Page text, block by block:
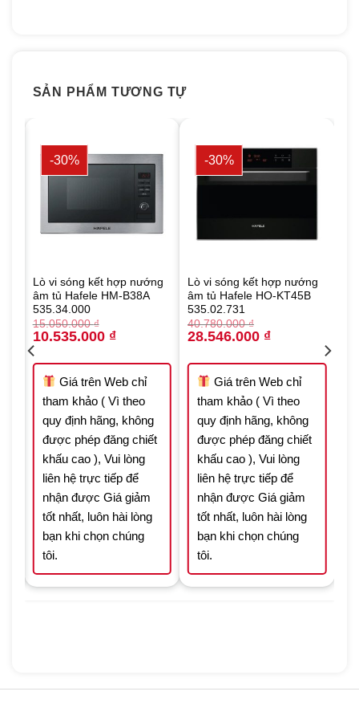
SẢN PHẨM TƯƠNG TỰ
-30%
Lò vi sóng kết hợp nướng
âm tủ Hafele HM-B38A
535.34.000
15.050.000₫
Original
price
was:
15.050.000 ₫.
10.535.000 ₫Current
10.535.000 ₫.
Giá trên Web chỉ
tham khảo ( Vì theo
quy định hãng, không
được phép đăng chiết
khấu cao ), Vui lòng
liên hệ trực tiếp để
nhận được Giá giảm
tốt nhất, luôn hài lòng
bạn khi chọn chúng
tôi.
-30%
Lò vi sóng kết hợp nướng
âm tủ Hafele HO-KT45B
535.02.731
40.780.000₫
Original
price
40.780.000 ₫.
28.546.000 ₫Current
28.546.000 ₫.
Giá trên Web chỉ
tham khảo ( Vì theo
quy định hãng, không
được phép đăng chiết
khấu cao ), Vui lòng
liên hệ trực tiếp để
nhận được Giá giảm
tốt nhất, luôn hài lòng
bạn khi chọn chúng
tôi.